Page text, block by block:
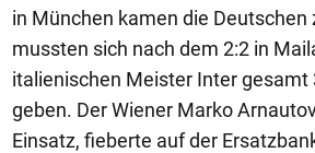
in München kamen die Deutschen
mussten sich nach dem 2:2 in
italienischen Meister Inter gesamt
geben. Der Wiener Marko
Einsatz, fieberte auf der